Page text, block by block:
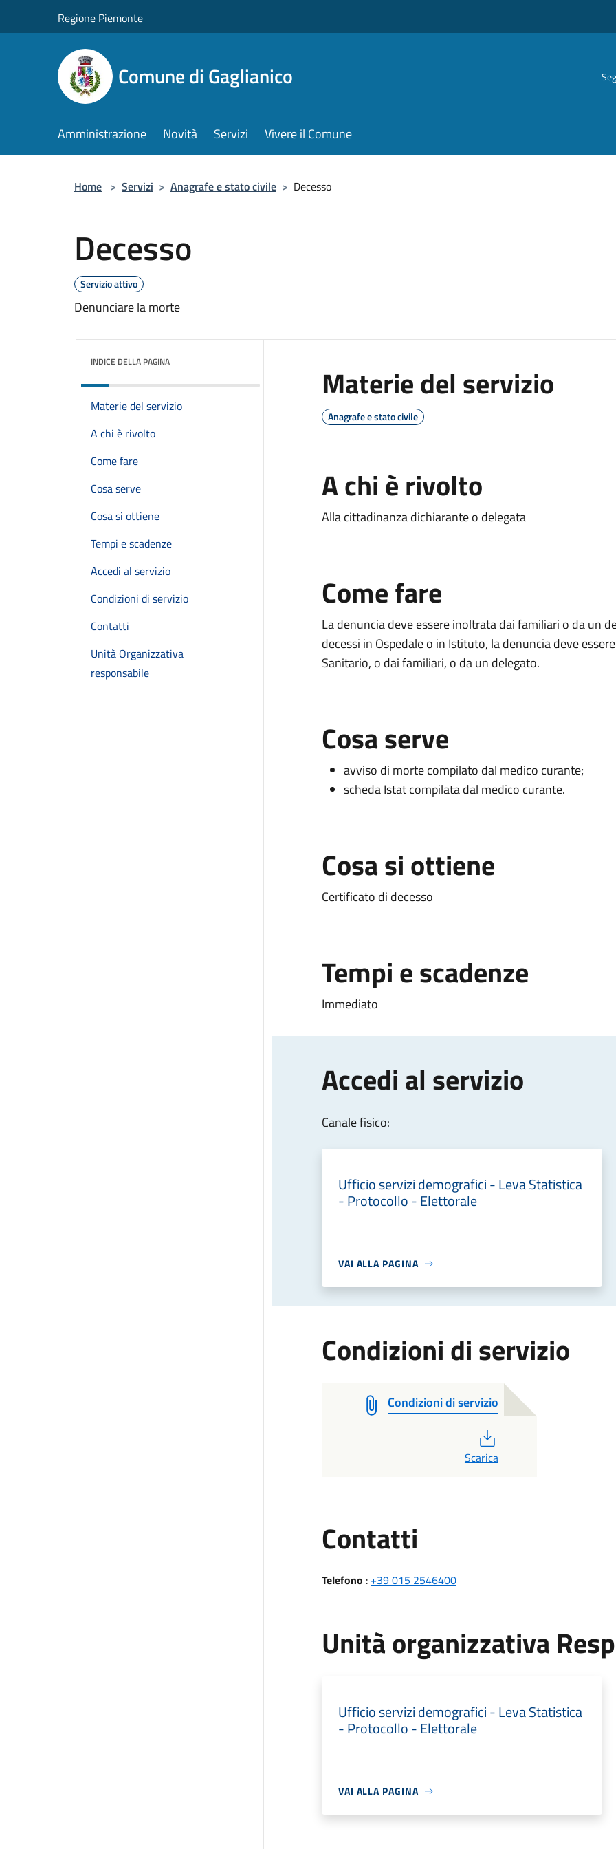
Regione Piemonte
Comune di Gaglianico
Amministrazione Novità Servizi Vivere il Comune
Home > Servizi > Anagrafe e stato civile > Decesso
Decesso
Servizio attivo
Denunciare la morte
INDICE DELLA PAGINA
Materie del servizio
A chi è rivolto
Come fare
Cosa serve
Cosa si ottiene
Tempi e scadenze
Accedi al servizio
Condizioni di servizio
Contatti
Unità Organizzativa
responsabile
Materie del servizio
Anagrafe e stato civile
A chi è rivolto
Alla cittadinanza dichiarante o delegata
Come fare
La denuncia deve essere inoltrata dai familiari o da un
decessi in Ospedale o in Istituto, la denuncia deve
Sanitario, o dai familiari, o da un delegato.
Cosa serve
avviso di morte compilato dal medico curante;
scheda Istat compilata dal medico curante.
Cosa si ottiene
Certificato di decesso
Tempi e scadenze
Immediato
Accedi al servizio
Canale fisico:
Ufficio servizi demografici - Leva Statistica
- Protocollo - Elettorale
VAI ALLA PAGINA
Condizioni di servizio
Condizioni di servizio
Scarica
Contatti
Telefono : +39 015 2546400
Unità organizzativa
Ufficio servizi demografici - Leva Statistica
- Protocollo - Elettorale
VAI ALLA PAGINA